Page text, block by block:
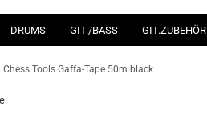
DRUMS GIT./BASS GIT.ZUBEHÖR
Chess Tools Gaffa-Tape 50m black